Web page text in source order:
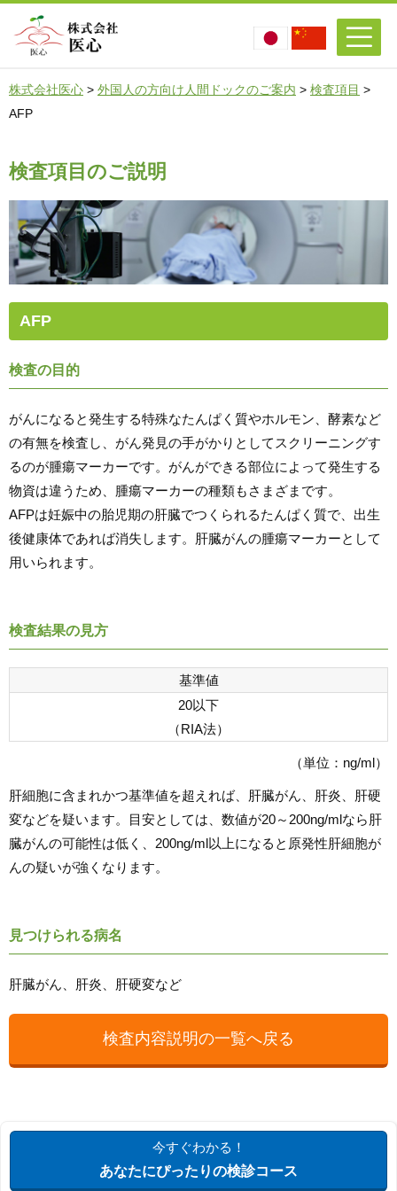
株式会社医心 > 外国人の方向け人間ドックのご案内 > 検査項目 >
AFP
検査項目のご説明
AFP
検査の目的
がんになると発生する特殊なたんぱく質やホルモン、酵素など
の有無を検査し、がん発見の手がかりとしてスクリーニングす
るのが腫瘍マーカーです。がんができる部位によって発生する
物資は違うため、腫瘍マーカーの種類もさまざまです。
AFPは妊娠中の胎児期の肝臓でつくられるたんぱく質で、出生
後健康体であれば消失します。肝臓がんの腫瘍マーカーとして
用いられます。
検査結果の見方
基準値
20以下
（RIA法）
（単位：ng/ml）
肝細胞に含まれかつ基準値を超えれば、肝臓がん、肝炎、肝硬
変などを疑います。目安としては、数値が20～200ng/mlなら肝
臓がんの可能性は低く、200ng/ml以上になると原発性肝細胞が
んの疑いが強くなります。
見つけられる病名
肝臓がん、肝炎、肝硬変など
検査内容説明の一覧へ戻る
今すぐわかる！
あなたにぴったりの検診コース